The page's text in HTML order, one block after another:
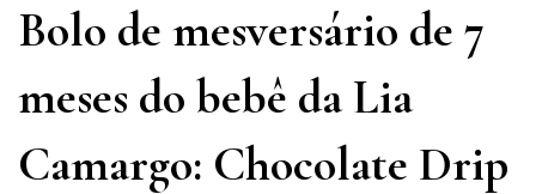
Bolo de mesversário de 7
meses do bebê da Lia
Camargo: Chocolate Drip